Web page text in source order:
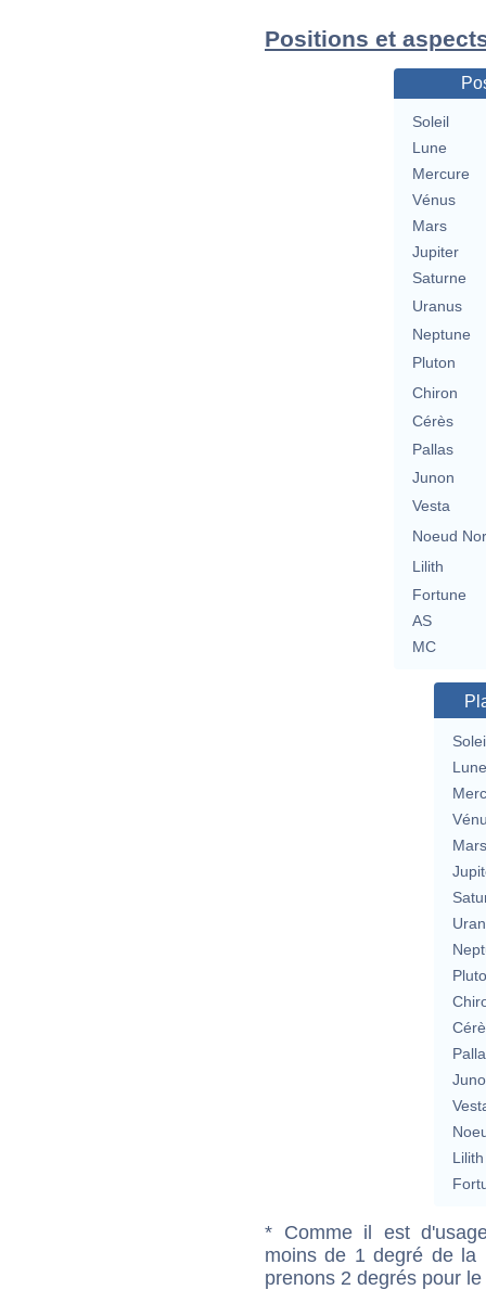
Positions et
Soleil
Lune
Mercure
Vénus
Mars
Jupiter
Saturne
Uranus
Neptune
Pluton
Chiron
Cérès
Pallas
Junon
Vesta
Noeud
Lilith
Fortune
AS
MC
Lune
Mars
Lilith
* Comme il est
moins de 1 degré de la
prenons 2 degrés pour